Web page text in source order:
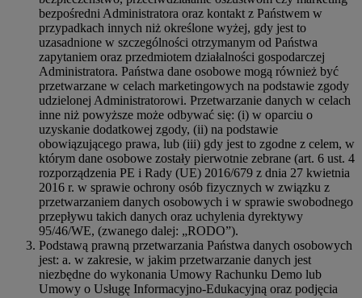
bezpośredni Administratora oraz kontakt z Państwem w
przypadkach innych niż określone wyżej, gdy jest to
uzasadnione w szczególności otrzymanym od Państwa
zapytaniem oraz przedmiotem działalności gospodarczej
Administratora. Państwa dane osobowe mogą również być
przetwarzane w celach marketingowych na podstawie zgody
udzielonej Administratorowi. Przetwarzanie danych w celach
inne niż powyższe może odbywać się: (i) w oparciu o
uzyskanie dodatkowej zgody, (ii) na podstawie
obowiązującego prawa, lub (iii) gdy jest to zgodne z celem, w
którym dane osobowe zostały pierwotnie zebrane (art. 6 ust. 4
rozporządzenia PE i Rady (UE) 2016/679 z dnia 27 kwietnia
2016 r. w sprawie ochrony osób fizycznych w związku z
przetwarzaniem danych osobowych i w sprawie swobodnego
przepływu takich danych oraz uchylenia dyrektywy
95/46/WE, (zwanego dalej: „RODO”).
Podstawą prawną przetwarzania Państwa danych osobowych
jest: a. w zakresie, w jakim przetwarzanie danych jest
niezbędne do wykonania Umowy Rachunku Demo lub
Umowy o Usługę Informacyjno-Edukacyjną oraz podjęcia